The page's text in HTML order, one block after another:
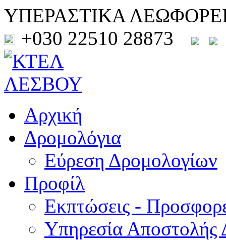
ΥΠΕΡΑΣΤΙΚΑ
+030 22510 28873
Αρχική
Δρομολόγια
Εύρεση Δρομολογίων
Προφίλ
Εκπτώσεις -
Υπηρεσία Αποστολής